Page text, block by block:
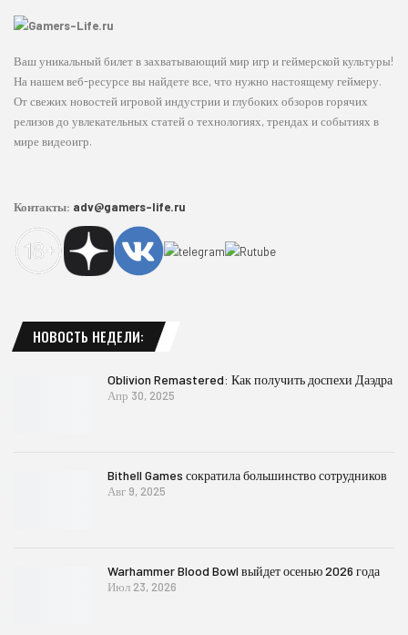
Ваш уникальный билет в захватывающий мир игр и геймерской культуры!
На нашем веб-ресурсе вы найдете все, что нужно настоящему геймеру.
От свежих новостей игровой индустрии и глубоких обзоров горячих
релизов до увлекательных статей о технологиях, трендах и событиях в
мире видеоигр.
Контакты: adv@gamers-life.ru
НОВОСТЬ НЕДЕЛИ:
Oblivion Remastered: Как получить доспехи Даэдра
Апр 30, 2025
Bithell Games сократила большинство сотрудников
Авг 9, 2025
Warhammer Blood Bowl выйдет осенью 2026 года
Июл 23, 2026